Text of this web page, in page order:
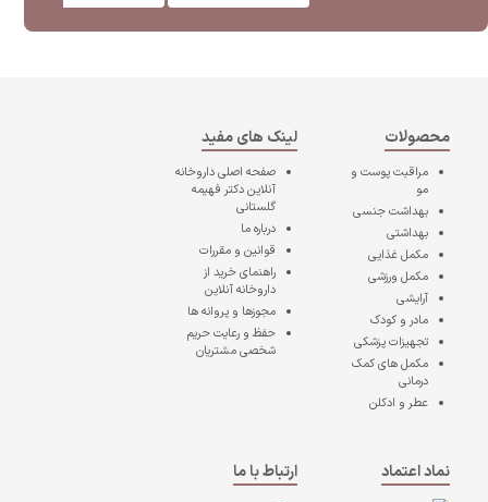
محصولات
مراقبت پوست و
مو
بهداشت جنسی
بهداشتی
مکمل غذایی
مکمل ورزشی
آرایشی
مادر و کودک
تجهیزات پزشکی
مکمل های کمک
درمانی
عطر و ادکلن
لینک های مفید
صفحه اصلیداروخانه
آنلاین دکتر فهیمه
گلستانی
درباره ما
قوانین و مقررات
راهنمای خرید از
داروخانه آنلاین
مجوزها و پروانه ها
حفظ و رعایت حریم
شخصی مشتریان
نماد اعتماد
ارتباط با ما